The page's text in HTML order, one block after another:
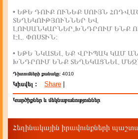
• ԵԹԵ ԴՈՒՔ ՈՒՆԵՔ ՍՈՒՅՆ
ՏԵՂԵԿՈՒԹՅՈՒՆՆԵՐ ԵՎ
ԼՈՒՍԱՆԿԱՐՆԵՐ,ԽՆԴՐՈՒՄ ԵՆՔ
ԷԼ. ՓՈՍՏԻՆ:
• ԵԹԵ ՆԿԱՏԵԼ ԵՔ ՎՐԻՊԱԿ ԿԱՄ
ԽՆԴՐՈՒՄ ԵՆՔ ՏԵՂԵԿԱՑՆԵԼ
Դիտումների քանակը: 4010
Կիսվել : Share
Կարծիքներ և մեկնաբանություններ
Հեղինակային իրավունքների